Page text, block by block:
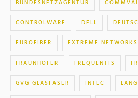
BUNDESNETZAGENTUR
CONTROLWARE DELL
EUROFIBER EXTREME NETWORKS
FRAUNHOFER FREQUENTIS
GVG GLASFASER INTEC